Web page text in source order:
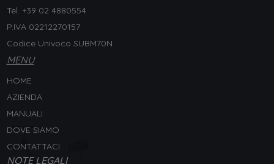
Tel. +39 02 4880554
P.IVA 02212270157
Codice Univoco SUBM70N
MENU
HOME
AZIENDA
MANUALI
DOVE SIAMO
CONTATTACI
NOTE LEGALI